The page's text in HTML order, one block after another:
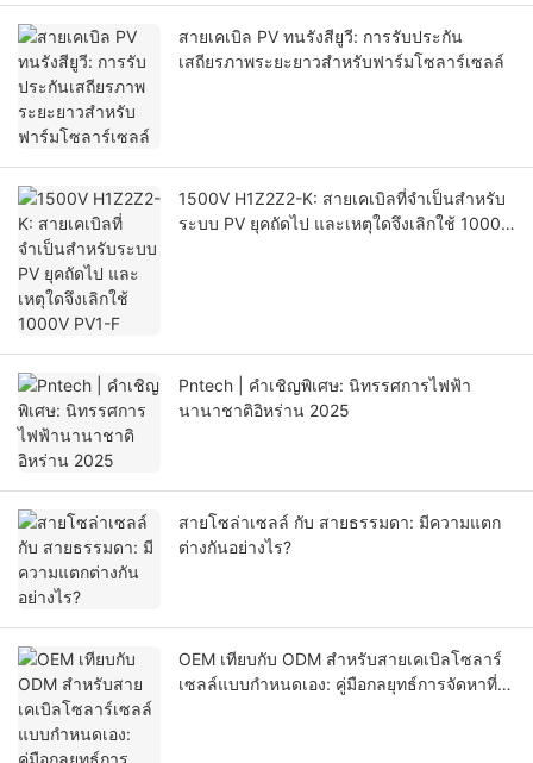
สายเคเบิล PV ทนรังสียูวี: การรับประกัน
เสถียรภาพระยะยาวสำหรับฟาร์มโซลาร์เซลล์
1500V H1Z2Z2-K: สายเคเบิลที่จำเป็นสำหรับ
ระบบ PV ยุคถัดไป และเหตุใดจึงเลิกใช้ 1000V
Pntech | คำเชิญพิเศษ: นิทรรศการไฟฟ้า
นานาชาติอิหร่าน 2025
สายโซล่าเซลล์ กับ สายธรรมดา: มีความแตก
ต่างกันอย่างไร?
OEM เทียบกับ ODM สำหรับสายเคเบิลโซลาร์
เซลล์แบบกำหนดเอง: คู่มือกลยุทธ์การจัดหาที่